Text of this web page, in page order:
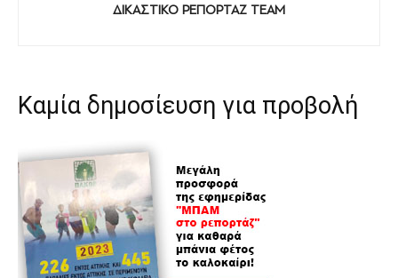
ΔΙΚΑΣΤΙΚΟ ΡΕΠΟΡΤΑΖ TEAM
Καμία δημοσίευση για προβολή